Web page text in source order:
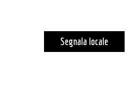
Segnala locale